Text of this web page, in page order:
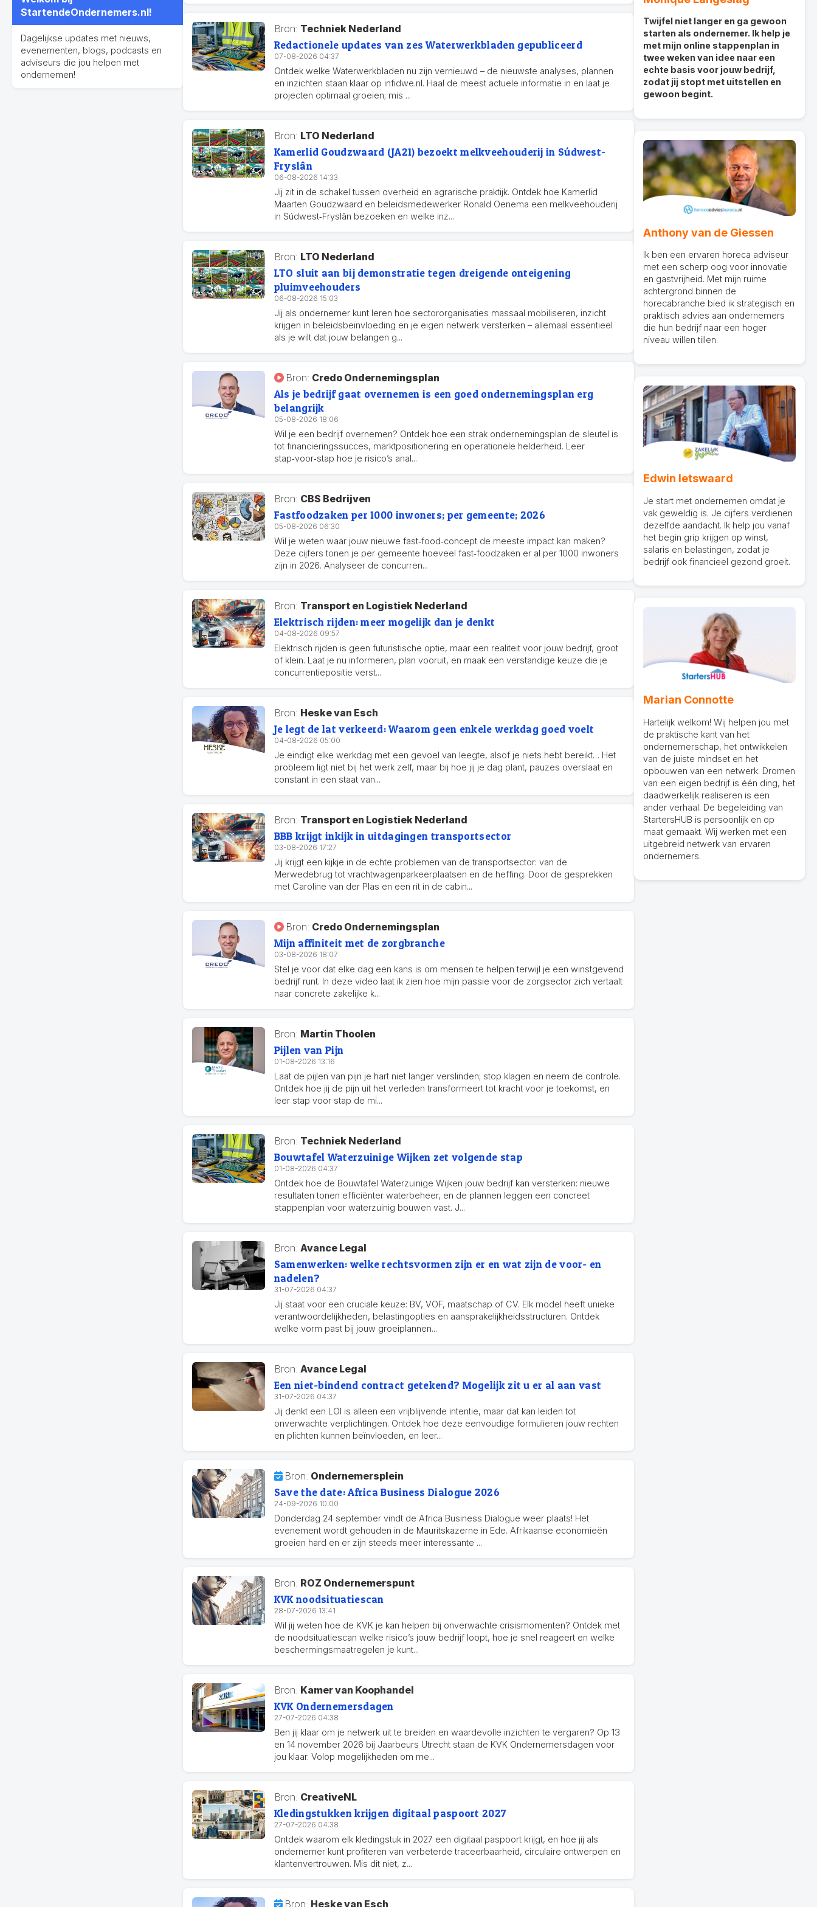
StartendeOndernemers.nl!
Dagelijkse updates met nieuws,
evenementen, blogs, podcasts en
adviseurs die jou helpen met
ondernemen!
Bron: Techniek Nederland
Redactionele updates van zes Waterwerkbladen gepubliceerd
07-08-2026 04:37
Ontdek welke Waterwerkbladen nu zijn vernieuwd – de nieuwste analyses, plannen
en inzichten staan klaar op infidwe.nl. Haal de meest actuele informatie in en laat je
projecten optimaal groeien; mis ...
Bron: LTO Nederland
Kamerlid Goudzwaard (JA21) bezoekt melkveehouderij in Súdwest-
Fryslân
06-08-2026 14:33
Jij zit in de schakel tussen overheid en agrarische praktijk. Ontdek hoe Kamerlid
Maarten Goudzwaard en beleidsmedewerker Ronald Oenema een melkveehouderij
in Súdwest‑Fryslân bezoeken en welke inz...
Bron: LTO Nederland
LTO sluit aan bij demonstratie tegen dreigende onteigening
pluimveehouders
06-08-2026 15:03
Jij als ondernemer kunt leren hoe sectororganisaties massaal mobiliseren, inzicht
krijgen in beleidsbeïnvloeding en je eigen netwerk versterken – allemaal essentieel
als je wilt dat jouw belangen g...
Bron: Credo Ondernemingsplan
Als je bedrijf gaat overnemen is een goed ondernemingsplan erg
belangrijk
05-08-2026 18:06
Wil je een bedrijf overnemen? Ontdek hoe een strak ondernemingsplan de sleutel is
tot financieringssucces, marktpositionering en operationele helderheid. Leer
stap‑voor‑stap hoe je risico’s anal...
Bron: CBS Bedrijven
Fastfoodzaken per 1000 inwoners; per gemeente; 2026
05-08-2026 06:30
Wil je weten waar jouw nieuwe fast‑food‑concept de meeste impact kan maken?
Deze cijfers tonen je per gemeente hoeveel fast‑foodzaken er al per 1000 inwoners
zijn in 2026. Analyseer de concurren...
Bron: Transport en Logistiek Nederland
Elektrisch rijden: meer mogelijk dan je denkt
04-08-2026 09:57
Elektrisch rijden is geen futuristische optie, maar een realiteit voor jouw bedrijf, groot
of klein. Laat je nu informeren, plan vooruit, en maak een verstandige keuze die je
concurrentiepositie verst...
Bron: Heske van Esch
Je legt de lat verkeerd: Waarom geen enkele werkdag goed voelt
04-08-2026 05:00
Je eindigt elke werkdag met een gevoel van leegte, alsof je niets hebt bereikt… Het
probleem ligt niet bij het werk zelf, maar bij hoe jij je dag plant, pauzes overslaat en
constant in een staat van...
Bron: Transport en Logistiek Nederland
BBB krijgt inkijk in uitdagingen transportsector
03-08-2026 17:27
Jij krijgt een kijkje in de echte problemen van de transportsector: van de
Merwedebrug tot vrachtwagenparkeerplaatsen en de heffing. Door de gesprekken
met Caroline van der Plas en een rit in de cabin...
Bron: Credo Ondernemingsplan
Mijn affiniteit met de zorgbranche
03-08-2026 18:07
Stel je voor dat elke dag een kans is om mensen te helpen terwijl je een winstgevend
bedrijf runt. In deze video laat ik zien hoe mijn passie voor de zorgsector zich vertaalt
naar concrete zakelijke k...
Bron: Martin Thoolen
Pijlen van Pijn
01-08-2026 13:16
Laat de pijlen van pijn je hart niet langer verslinden; stop klagen en neem de controle.
Ontdek hoe jij de pijn uit het verleden transformeert tot kracht voor je toekomst, en
leer stap voor stap de mi...
Bron: Techniek Nederland
Bouwtafel Waterzuinige Wijken zet volgende stap
01-08-2026 04:37
Ontdek hoe de Bouwtafel Waterzuinige Wijken jouw bedrijf kan versterken: nieuwe
resultaten tonen efficiënter waterbeheer, en de plannen leggen een concreet
stappenplan voor waterzuinig bouwen vast. J...
Bron: Avance Legal
Samenwerken: welke rechtsvormen zijn er en wat zijn de voor- en
nadelen?
31-07-2026 04:37
Jij staat voor een cruciale keuze: BV, VOF, maatschap of CV. Elk model heeft unieke
verantwoordelijkheden, belastingopties en aansprakelijkheidsstructuren. Ontdek
welke vorm past bij jouw groeiplannen...
Bron: Avance Legal
Een niet-bindend contract getekend? Mogelijk zit u er al aan vast
31-07-2026 04:37
Jij denkt een LOI is alleen een vrijblijvende intentie, maar dat kan leiden tot
onverwachte verplichtingen. Ontdek hoe deze eenvoudige formulieren jouw rechten
en plichten kunnen beïnvloeden, en leer...
Bron: Ondernemersplein
Save the date: Africa Business Dialogue 2026
24-09-2026 10:00
Donderdag 24 september vindt de Africa Business Dialogue weer plaats! Het
evenement wordt gehouden in de Mauritskazerne in Ede. Afrikaanse economieën
groeien hard en er zijn steeds meer interessante ...
Bron: ROZ Ondernemerspunt
KVK noodsituatiescan
28-07-2026 13:41
Wil jij weten hoe de KVK je kan helpen bij onverwachte crisismomenten? Ontdek met
de noodsituatiescan welke risico’s jouw bedrijf loopt, hoe je snel reageert en welke
beschermingsmaatregelen je kunt...
Bron: Kamer van Koophandel
KVK Ondernemersdagen
27-07-2026 04:38
Ben jij klaar om je netwerk uit te breiden en waardevolle inzichten te vergaren? Op 13
en 14 november 2026 bij Jaarbeurs Utrecht staan de KVK Ondernemersdagen voor
jou klaar. Volop mogelijkheden om me...
Bron: CreativeNL
Kledingstukken krijgen digitaal paspoort 2027
27-07-2026 04:38
Ontdek waarom elk kledingstuk in 2027 een digitaal paspoort krijgt, en hoe jij als
ondernemer kunt profiteren van verbeterde traceerbaarheid, circulaire ontwerpen en
klantenvertrouwen. Mis dit niet, z...
Bron: Heske van Esch
Twijfel niet langer en ga gewoon
starten als ondernemer. Ik help je
met mijn online stappenplan in
twee weken van idee naar een
echte basis voor jouw bedrijf,
zodat jij stopt met uitstellen en
gewoon begint.
Anthony van de Giessen
Ik ben een ervaren horeca adviseur
met een scherp oog voor innovatie
en gastvrijheid. Met mijn ruime
achtergrond binnen de
horecabranche bied ik strategisch en
praktisch advies aan ondernemers
die hun bedrijf naar een hoger
niveau willen tillen.
Edwin Ietswaard
Je start met ondernemen omdat je
vak geweldig is. Je cijfers verdienen
dezelfde aandacht. Ik help jou vanaf
het begin grip krijgen op winst,
salaris en belastingen, zodat je
bedrijf ook financieel gezond groeit.
Marian Connotte
Hartelijk welkom! Wij helpen jou met
de praktische kant van het
ondernemerschap, het ontwikkelen
van de juiste mindset en het
opbouwen van een netwerk. Dromen
van een eigen bedrijf is één ding, het
daadwerkelijk realiseren is een
ander verhaal. De begeleiding van
StartersHUB is persoonlijk en op
maat gemaakt. Wij werken met een
uitgebreid netwerk van ervaren
ondernemers.